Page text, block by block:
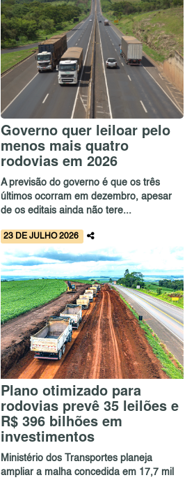
Governo quer leiloar pelo
menos mais quatro
rodovias em 2026
A previsão do governo é que os três
últimos ocorram em dezembro, apesar
de os editais ainda não tere...
23 DE JULHO 2026
Plano otimizado para
rodovias prevê 35 leilões e
R$ 396 bilhões em
investimentos
Ministério dos Transportes planeja
ampliar a malha concedida em 17,7 mil